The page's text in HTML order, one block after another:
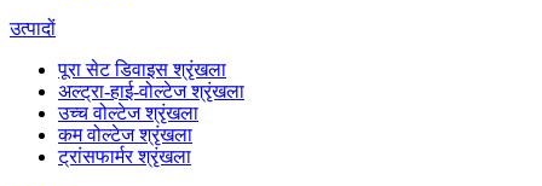
उत्पादों
पूरा सेट डिवाइस श्रृंखला
अल्ट्रा-हाई-वोल्टेज श्रृंखला
उच्च वोल्टेज श्रृंखला
कम वोल्टेज श्रृंखला
ट्रांसफार्मर श्रृंखला